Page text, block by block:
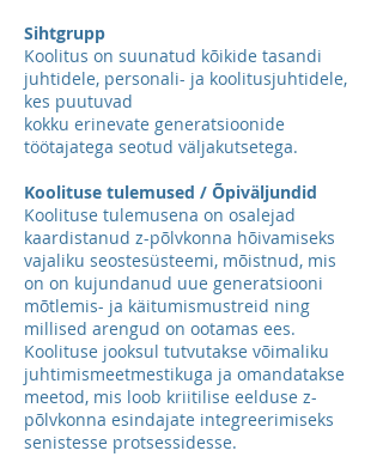
Sihtgrupp
Koolitus on suunatud kõikide tasandi
juhtidele, personali- ja koolitusjuhtidele,
kes puutuvad
kokku erinevate generatsioonide
töötajatega seotud väljakutsetega.
Koolituse tulemused / Õpiväljundid
Koolituse tulemusena on osalejad
kaardistanud z-põlvkonna hõivamiseks
vajaliku seostesüsteemi, mõistnud, mis
on on kujundanud uue generatsiooni
mõtlemis- ja käitumismustreid ning
millised arengud on ootamas ees.
Koolituse jooksul tutvutakse võimaliku
juhtimismeetmestikuga ja omandatakse
meetod, mis loob kriitilise eelduse z-
põlvkonna esindajate integreerimiseks
senistesse protsessidesse.